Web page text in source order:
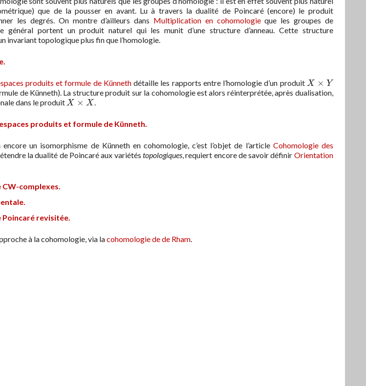
que de la pousser en avant. Lu à travers la dualité de Poincaré (encore) le produit
les degrés. On montre d’ailleurs dans Multiplication en cohomologieque les groupes de
général portent un produit naturel qui les munit d’une structure d’anneau. Cette structure
invariant topologique plus fin que l’homologie.
produits et formule de Künnethdétaille les rapports entre l’homologie d’un produit X × Y
X× Y
de Künneth). La structure produit sur la cohomologie est alors réinterprétée, après dualisation,
dans le produitX × X
X× X
produits et formule de Künneth.
un isomorphisme de Künneth en cohomologie, c’est l’objet de l’article Cohomologie des
étendre la dualité de Poincaré aux variétés topologiques, requiert encore de savoir définir Orientation
complexes.
revisitée.
à la cohomologie, via lacohomologie de de Rham